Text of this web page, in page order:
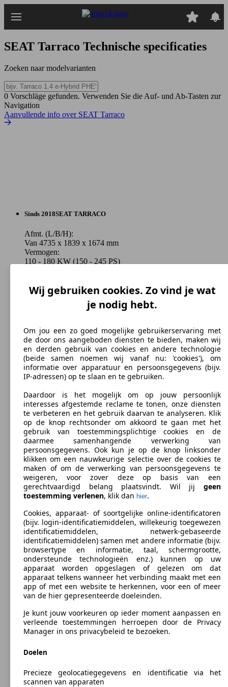
naar
SEAT Tarraco Technische specificaties
Zoeken naar modelvarianten
0 Vorschläge gefunden. Verwenden Sie die Auf- und Ab-Tasten zur
Navigation
Aanvullende info over SEAT Tarraco
Sinds 2018SEAT TARRACO
Afmt. (L/B/H):
Van 4735 x 1839 x 1674 mm
Vermogen:
110 - 180 KW (150 - 245 PS)
Stoelen:
0 - 2300 kg
Varianten tonen
SUV/4x4/Pick-up
Benzine
Model Version
Sinds 2018 SEAT TARRACO DIESEL
Afmt. (L/B/H):
Van 4735 x 1839 x 1674 mm
110 - 147 KW (150 - 200 PS)
Deuren:
5
5 - 7
760 - 760 Liter
Trekgewicht:
Wij gebruiken cookies. Zo vind je wat
je nodig hebt.
Om jou een zo goed mogelijke gebruikerservaring met
de door ons aangeboden diensten te bieden, maken wij
en derden gebruik van cookies en andere technologie
(beide samen noemen wij vanaf nu: 'cookies'), om
informatie over apparatuur en persoonsgegevens (bijv.
IP-adressen) op te slaan en te gebruiken.
Daardoor is het mogelijk om op jouw persoonlijk
interesses afgestemde reclame te tonen, onze diensten
te verbeteren en het gebruik daarvan te analyseren. Klik
op de knop rechtsonder om akkoord te gaan met het
gebruik van toestemmingsplichtige cookies en de
daarmee samenhangende verwerking van
persoonsgegevens. Ook kun je op de knop linksonder
klikken om een nauwkeurige selectie over de cookies te
maken of om de verwerking van persoonsgegevens te
weigeren, voor zover deze op basis van een
gerechtvaardigd belang plaatsvindt. Wil jij geen
toestemming verlenen, klik dan hier.
Cookies, apparaat- of soortgelijke online-identificatoren
(bijv. login-identificatiemiddelen, willekeurig toegewezen
identificatiemiddelen, netwerk-gebaseerde
identificatiemiddelen) samen met andere informatie (bijv.
browsertype en informatie, taal, schermgrootte,
ondersteunde technologieën enz.) kunnen op uw
apparaat worden opgeslagen of gelezen om dat
apparaat telkens wanneer het verbinding maakt met een
app of met een website te herkennen, voor een of meer
van de hier gepresenteerde doeleinden.
Je kunt jouw voorkeuren op ieder moment aanpassen en
verleende toestemmingen herroepen door de Privacy
Manager in ons privacybeleid te bezoeken.
Doelen
Precieze geolocatiegegevens en identificatie via het
scannen van apparaten